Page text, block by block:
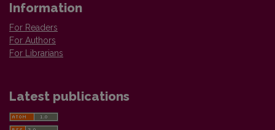
Information
For Readers
For Authors
For Librarians
Latest publications